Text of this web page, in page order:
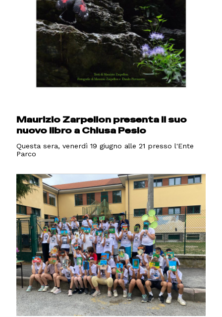
Maurizio Zarpellon presenta il suo
nuovo libro a Chiusa Pesio
Questa sera, venerdì 19 giugno alle 21 presso l'Ente
Parco